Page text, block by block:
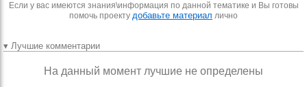
Если у вас имеются знания\информация по данной тематике и Вы готовы
помочь проекту добавьте материал лично
▾ Лучшие комментарии
На данный момент лучшие не определены